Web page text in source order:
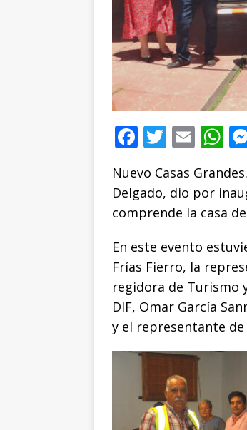
F
c
e
b
o
o
k
T
it
te
r
E
ai
l
W
h
at
s
A
p
p
Nuevo Casas
Delgado, dio por
comprende la casa
En este evento
Frías Fierro, la
regidora de Turismo
DIF, Omar García
y el representante